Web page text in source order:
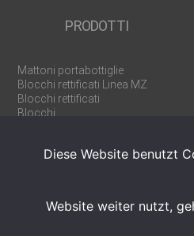
PRODOTTI
Mattoni portabottiglie
Blocchi rettificati Linea MZ
Blocchi rettificati
Blocchi
Prodotti speciali
Diese Website benutzt
Website weiter nutzt,